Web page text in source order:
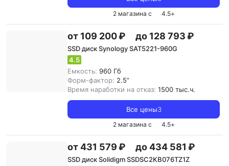
2 магазина с 4.5+
от 109 200 ₽ до 128 793 ₽
SSD диск Synology SAT5221-960G
4.5
Емкость: 960 Гб
Форм-фактор: 2.5”
Время наработки на отказ: 1500 тыс.ч.
Все цены3
2 магазина с 4.5+
от 431 579 ₽ до 434 581 ₽
SSD диск Solidigm SSDSC2KB076TZ1Z